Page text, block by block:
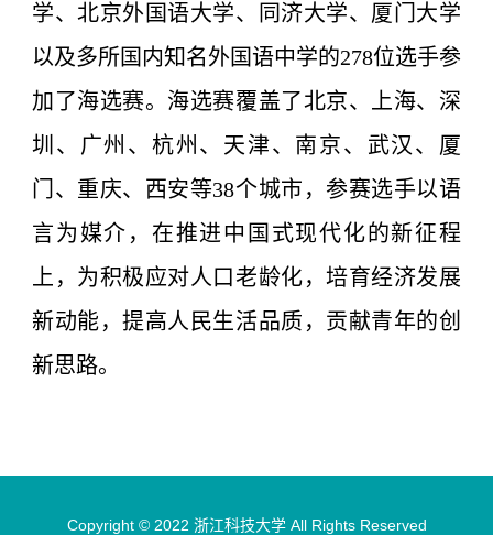
学、北京外国语大学、同济大学、厦门大学
以及多所国内知名外国语中学的278位选手参
加了海选赛。海选赛覆盖了北京、上海、深
圳、广州、杭州、天津、南京、武汉、厦
门、重庆、西安等38个城市，参赛选手以语
言为媒介，在推进中国式现代化的新征程
上，为积极应对人口老龄化，培育经济发展
新动能，提高人民生活品质，贡献青年的创
新思路。
Copyright © 2022 浙江科技大学 All Rights Reserved